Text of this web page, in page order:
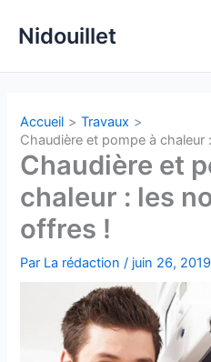
Nidouillet
Accueil
Travaux
Chaudière et pompe à chaleur
Chaudière et
chaleur : les
offres !
Par La rédaction/ juin 26, 2019